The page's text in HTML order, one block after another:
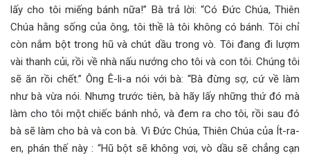
lấy cho tôi miếng bánh nữa!” Bà trả lời: “Có Đức Chúa, Thiên
Chúa hằng sống của ông, tôi thề là tôi không có bánh. Tôi chỉ
còn nắm bột trong hũ và chút dầu trong vò. Tôi đang đi lượm
vài thanh củi, rồi về nhà nấu nướng cho tôi và con tôi. Chúng tôi
sẽ ăn rồi chết.” Ông Ê-li-a nói với bà: “Bà đừng sợ, cứ về làm
như bà vừa nói. Nhưng trước tiên, bà hãy lấy những thứ đó mà
làm cho tôi một chiếc bánh nhỏ, và đem ra cho tôi, rồi sau đó
bà sẽ làm cho bà và con bà. Vì Đức Chúa, Thiên Chúa của Ít-ra-
en, phán thế này : “Hũ bột sẽ không vơi, vò dầu sẽ chẳng cạn